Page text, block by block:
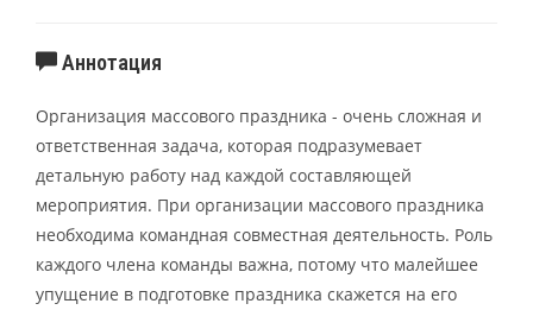
Аннотация
Организация массового праздника - очень сложная и
ответственная задача, которая подразумевает
детальную работу над каждой составляющей
мероприятия. При организации массового праздника
необходима командная совместная деятельность. Роль
каждого члена команды важна, потому что малейшее
упущение в подготовке праздника скажется на его